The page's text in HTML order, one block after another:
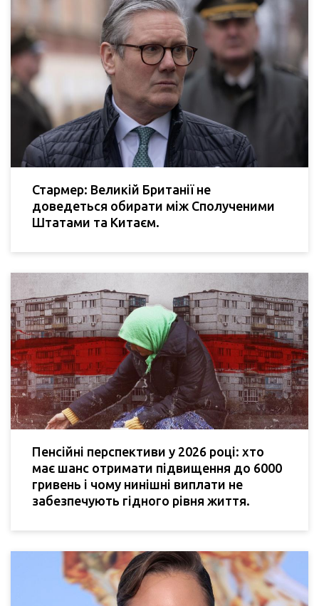
Стармер: Великій Британії не
доведеться обирати між Сполученими
Штатами та Китаєм.
Пенсійні перспективи у 2026 році: хто
має шанс отримати підвищення до 6000
гривень і чому нинішні виплати не
забезпечують гідного рівня життя.